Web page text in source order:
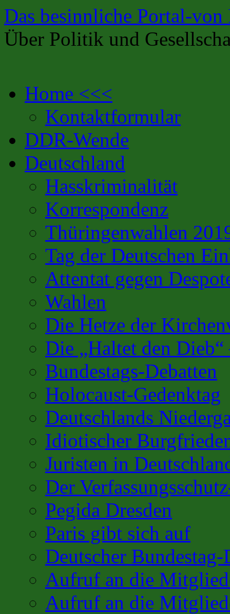
Das besinnliche Portal-von
Über Politik und
Inhalt
springenHome <<<
Kontaktformular
DDR-Wende
Deutschland
Hasskriminalität
Korrespondenz
Thüringenwahlen
Tag der Deutschen
Attentat gegen
Wahlen
Die Hetze der
Die „Haltet den
Bundestags-Debatten
Holocaust-Gedenktag
Deutschlands
Idiotischer
Juristen in
Der
Pegida Dresden
Paris gibt sich auf
Deutscher Bundestag-
Aufruf an die
Aufruf an die